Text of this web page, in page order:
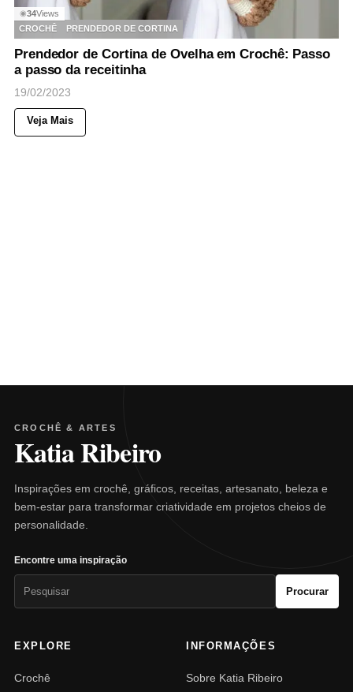
◉34Views
CROCHÊ
PRENDEDOR DE CORTINA
Prendedor de Cortina de Ovelha em Crochê: Passo
a passo da receitinha
19/02/2023
Veja Mais
CROCHÊ & ARTES
Katia Ribeiro
Inspirações em crochê, gráficos, receitas, artesanato, beleza e
bem-estar para transformar criatividade em projetos cheios de
personalidade.
Encontre uma inspiração
Procurar
EXPLORE
Crochê
INFORMAÇÕES
Sobre Katia Ribeiro